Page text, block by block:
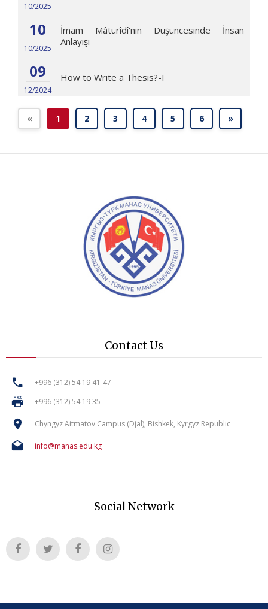
10/2025
10
10/2025
İmam Mâtürîdî'nin Düşüncesinde İnsan
Anlayışı
09
12/2024
How to Write a Thesis?-I
« 1 2 3 4 5 6 »
Contact Us
+996 (312) 54 19 41-47
+996 (312) 54 19 35
Chyngyz Aitmatov Campus (Djal), Bishkek, Kyrgyz Republic
info@manas.edu.kg
Social Network